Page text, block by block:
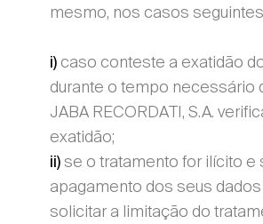
mesmo, nos casos
i) caso conteste a exatidão
durante o tempo necessário
JABA RECORDATI, S.A.
exatidão;
ii) se o tratamento for ilícito e
apagamento dos seus
solicitar a limitação do